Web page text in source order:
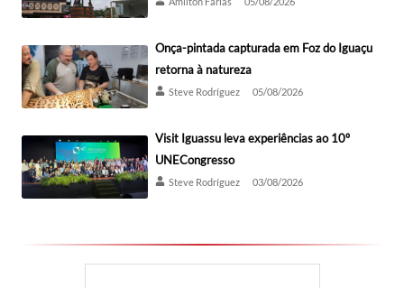
Onça-pintada capturada em Foz do Iguaçu
retorna à natureza
Steve Rodríguez 05/08/2026
Visit Iguassu leva experiências ao 10º
UNECongresso
Steve Rodríguez 03/08/2026